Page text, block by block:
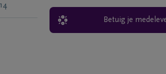
Betuig je